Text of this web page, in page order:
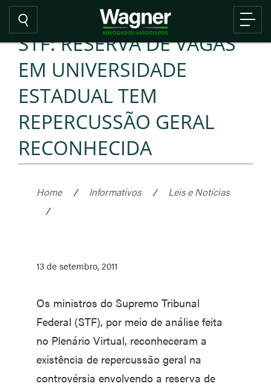
STF: RESERVA DE VAGAS
EM UNIVERSIDADE
ESTADUAL TEM
REPERCUSSÃO GERAL
RECONHECIDA
Home / Informativos /
Leis e Notícias
/
13 de setembro, 2011
Os ministros do Supremo Tribunal
Federal (STF), por meio de análise feita
no Plenário Virtual, reconheceram a
existência de repercussão geral na
controvérsia envolvendo a reserva de